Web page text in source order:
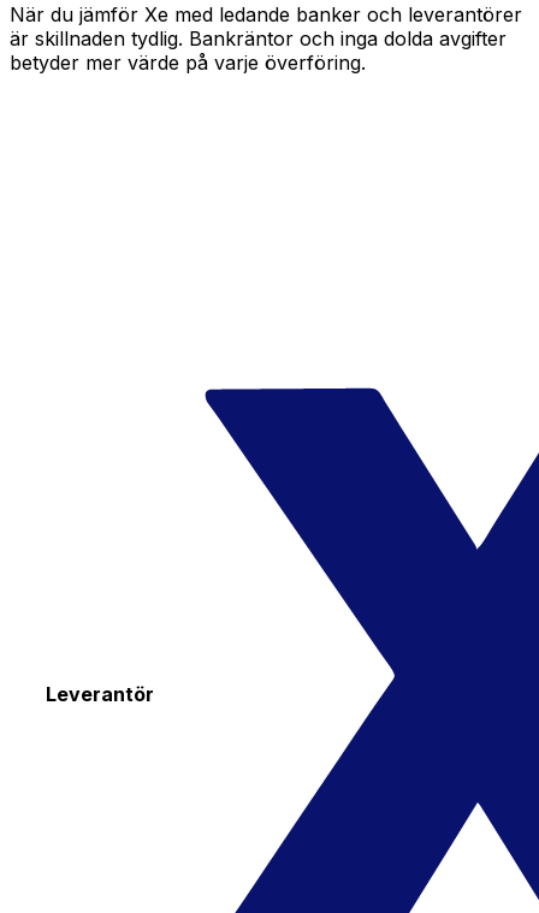
När du jämför Xe med ledande banker och leverantörer
är skillnaden tydlig. Bankräntor och inga dolda avgifter
betyder mer värde på varje överföring.
Leverantör